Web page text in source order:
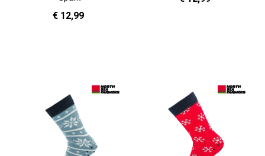
€ 12,99